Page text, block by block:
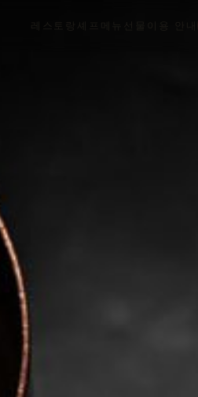
레스토랑 셰프